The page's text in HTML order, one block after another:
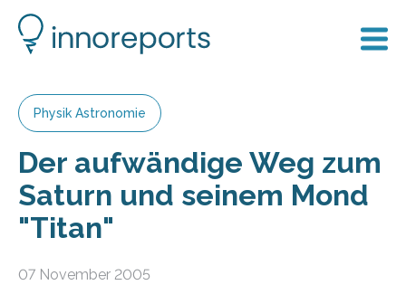
Physik Astronomie
Der aufwändige Weg zum
Saturn und seinem Mond
"Titan"
07 November 2005